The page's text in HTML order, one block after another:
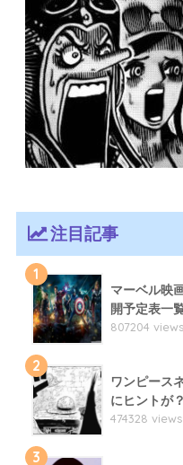
注目記事
1
マーベル映
開予定表一
807204 views
2
ワンピース
にヒントが
474328 views
3